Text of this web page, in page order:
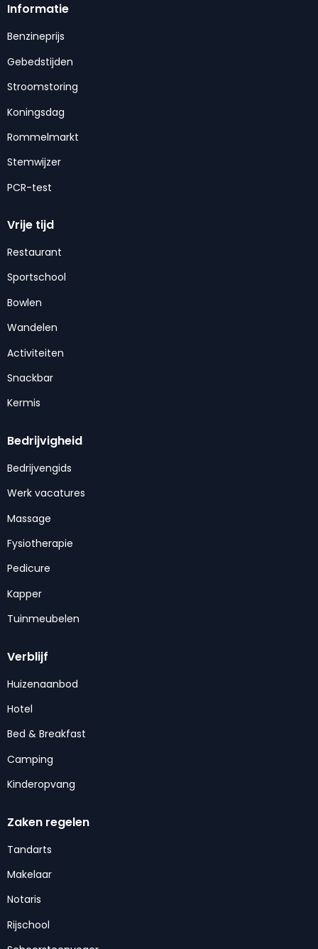
Informatie
Benzineprijs
Gebedstijden
Stroomstoring
Koningsdag
Rommelmarkt
Stemwijzer
PCR-test
Vrije tijd
Restaurant
Sportschool
Bowlen
Wandelen
Activiteiten
Snackbar
Kermis
Bedrijvigheid
Bedrijvengids
Werk vacatures
Massage
Fysiotherapie
Pedicure
Kapper
Tuinmeubelen
Verblijf
Huizenaanbod
Hotel
Bed & Breakfast
Camping
Kinderopvang
Zaken regelen
Tandarts
Makelaar
Notaris
Rijschool